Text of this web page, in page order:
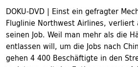
DOKU-DVD | Einst ein gefragter
Fluglinie Northwest Airlines, verliert
seinen Job. Weil man mehr als die
entlassen will, um die Jobs nach
gehen 4 400 Beschäftigte in den